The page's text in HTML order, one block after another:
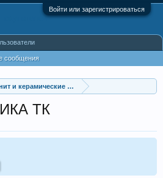
Войти или зарегистрироваться
и керамические изделия оптом
ТК
сообщения